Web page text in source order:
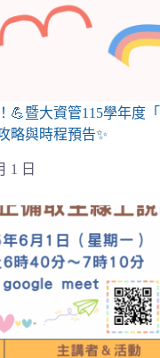
💪暨大資管115學年度
略與時程預告✨
1 日